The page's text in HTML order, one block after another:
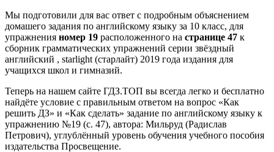
Мы подготовили для вас ответ c подробным объяснением
домашего задания по английскому языку за 10 класс, для
упражнения номер 19 расположенного на странице 47 к
сборник грамматических упражнений серии звёздный
английский , starlight (старлайт) 2019 года издания для
учащихся школ и гимназий.
Теперь на нашем сайте ГДЗ.ТОП вы всегда легко и бесплатно
найдёте условие с правильным ответом на вопрос «Как
решить ДЗ» и «Как сделать» задание по английскому языку к
упражнению №19 (с. 47), автора: Мильруд (Радислав
Петрович), углублённый уровень обучения учебного пособия
издательства Просвещение.